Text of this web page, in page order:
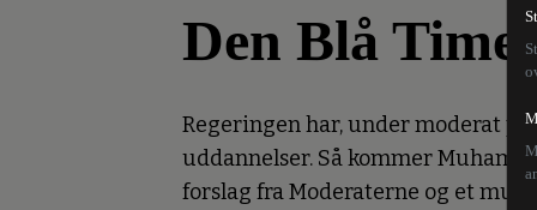
Den Blå
Regeringen har, under moderat
uddannelser. Så kommer
forslag fra Moderaterne og et